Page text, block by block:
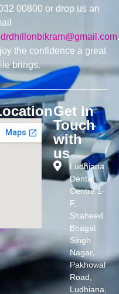
00800 or drop us an
drdhillonbikram@gmail.com.
the confidence a great
brings.
Get in
Touch
with
us
Ludhiana
Dental
Centre 1-
F,
Shaheed
Bhagat
Singh
Nagar,
Pakhowal
Road,
Ludhiana,